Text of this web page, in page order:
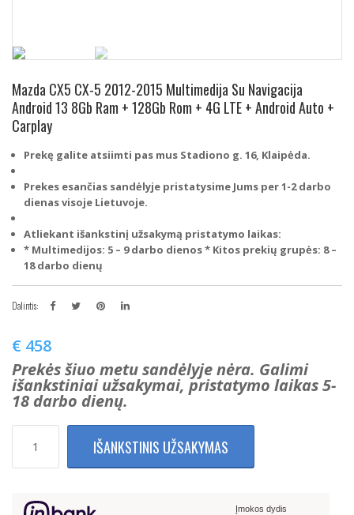
Mazda CX5 CX-5 2012-2015 Multimedija Su Navigacija
Android 13 8Gb Ram + 128Gb Rom + 4G LTE + Android Auto +
Carplay
Prekę galite atsiimti pas mus Stadiono g. 16, Klaipėda.
Prekes esančias sandėlyje pristatysime Jums per 1-2 darbo
dienas visoje Lietuvoje.
Atliekant išankstinį užsakymą pristatymo laikas:
* Multimedijos: 5 – 9 darbo dienos* Kitos prekių grupės: 8 –
18 darbo dienų
Dalintis:
€ 458
Prekės šiuo metu sandėlyje nėra. Galimi
išankstiniai užsakymai, pristatymo laikas 5-
18 darbo dienų.
kiekis:
IŠANKSTINIS UŽSAKYMAS
Įmokos dydis